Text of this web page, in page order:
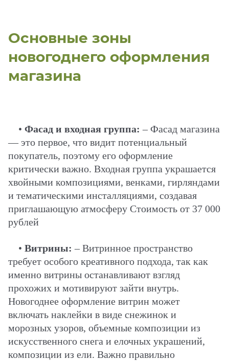
Основные зоны
новогоднего оформления
магазина
• Фасад и входная группа:– Фасад магазина
— это первое, что видит потенциальный
покупатель, поэтому его оформление
критически важно. Входная группа украшается
хвойными композициями, венками, гирляндами
и тематическими инсталляциями, создавая
приглашающую атмосферу Стоимость от 37 000
рублей
• Витрины:– Витринное пространство
требует особого креативного подхода, так как
именно витрины останавливают взгляд
прохожих и мотивируют зайти внутрь.
Новогоднее оформление витрин может
включать наклейки в виде снежинок и
морозных узоров, объемные композиции из
искусственного снега и елочных украшений,
композиции из ели. Важно правильно